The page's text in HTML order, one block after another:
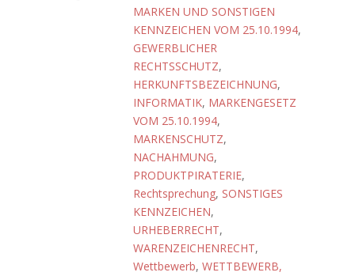
MARKEN UND SONSTIGEN
KENNZEICHEN VOM 25.10.1994,
GEWERBLICHER
RECHTSSCHUTZ,
HERKUNFTSBEZEICHNUNG,
INFORMATIK, MARKENGESETZ
VOM 25.10.1994,
MARKENSCHUTZ,
NACHAHMUNG,
PRODUKTPIRATERIE,
Rechtsprechung, SONSTIGES
KENNZEICHEN,
URHEBERRECHT,
WARENZEICHENRECHT,
Wettbewerb, WETTBEWERB,